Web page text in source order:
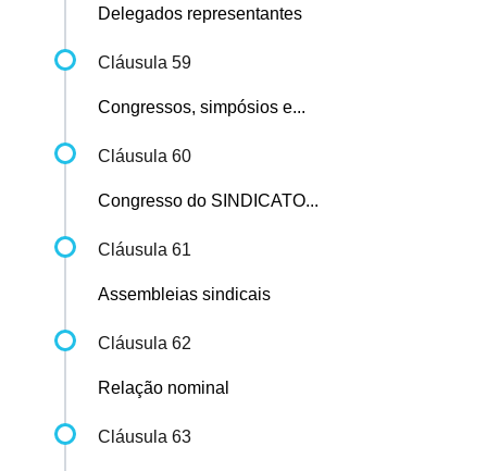
Delegados representantes
Cláusula 59
Congressos, simpósios e...
Cláusula 60
Congresso do SINDICATO...
Cláusula 61
Assembleias sindicais
Cláusula 62
Relação nominal
Cláusula 63